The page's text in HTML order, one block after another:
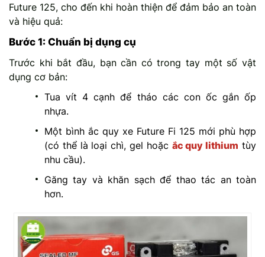
Future 125, cho đến khi hoàn thiện để đảm bảo an toàn
và hiệu quả:
Bước 1: Chuẩn bị dụng cụ
Trước khi bắt đầu, bạn cần có trong tay một số vật
dụng cơ bản:
Tua vít 4 cạnh để tháo các con ốc gắn ốp
nhựa.
Một bình ắc quy xe Future Fi 125 mới phù hợp
(có thể là loại chì, gel hoặc ắc quy lithium tùy
nhu cầu).
Găng tay và khăn sạch để thao tác an toàn
hơn.